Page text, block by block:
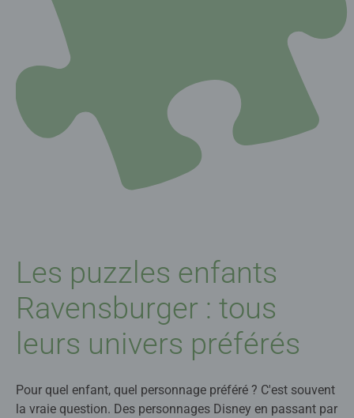
Les puzzles enfants
Ravensburger : tous
leurs univers préférés
Pour quel enfant, quel personnage préféré ? C'est souvent
la vraie question. Des personnages Disney en passant par